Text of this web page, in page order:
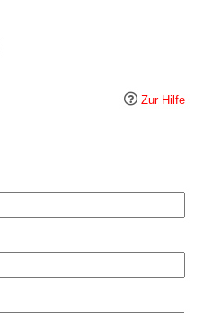
Zur Hilfe